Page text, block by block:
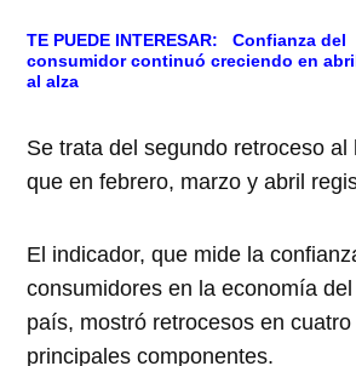
TE PUEDE INTERESAR:Confianza del
consumidor continuó creciendo en
al alza
Se trata del segundo retroceso al
que en febrero, marzo y abril
El indicador, que mide la
consumidores en la economía del
país, mostró retrocesos en
principales componentes.